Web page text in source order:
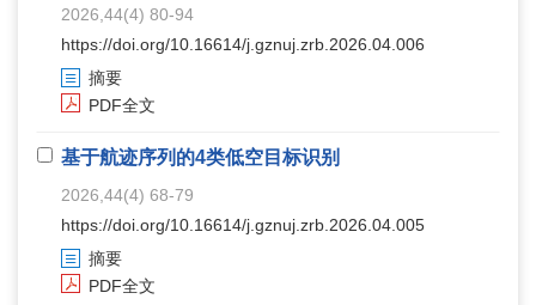
2026,44(4) 80-94
https://doi.org/10.16614/j.gznuj.zrb.2026.04.006
摘要
PDF全文
基于航迹序列的4类低空目标识别
2026,44(4) 68-79
https://doi.org/10.16614/j.gznuj.zrb.2026.04.005
摘要
PDF全文